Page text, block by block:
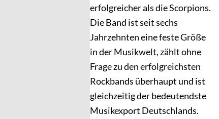
erfolgreicher als die Scorpions.
Die Band ist seit sechs
Jahrzehnten eine feste Größe
in der Musikwelt, zählt ohne
Frage zu den erfolgreichsten
Rockbands überhaupt und ist
gleichzeitig der bedeutendste
Musikexport Deutschlands.